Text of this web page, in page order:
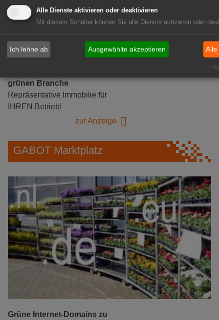
zur Stellenanzeige
GABOT Immobilienangebote
grünen Branche
Repräsentative Immobilie für
IHREN Betrieb!
zur Anzeige
GABOT Marktplatz
Grüne Internet-Domains zu
Alle Dienste aktivieren oder deaktivieren
Mit diesem Schalter können Sie alle Dienste aktivieren oder
Ich lehne ab Ausgewählte akzeptieren Alle